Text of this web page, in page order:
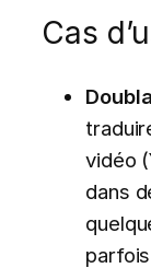
Cas
vidéo
dans